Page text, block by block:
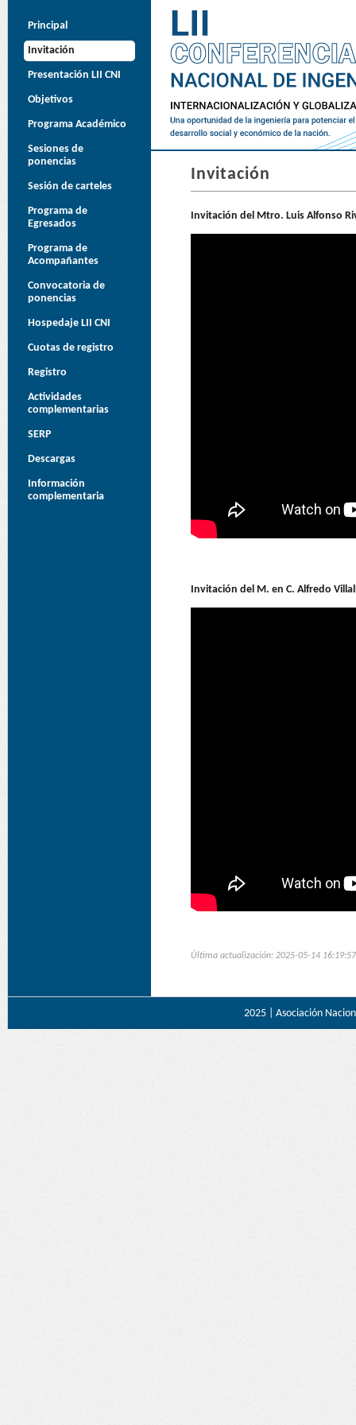
Principal
Invitación
Presentación LII CNI
Objetivos
Programa Académico
Sesiones de
ponencias
Sesión de carteles
Programa de
Egresados
Programa de
Acompañantes
Convocatoria de
ponencias
Hospedaje LII CNI
Cuotas de registro
Registro
Actividades
complementarias
SERP
Descargas
Información
complementaria
Invitación
Invitación del Mtro. Luis Alfonso
Invitación del M. en C. Alfredo
Última actualización: 2025-05-14 16:19:57
2025 | Asociación